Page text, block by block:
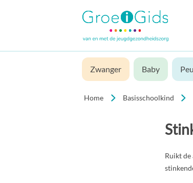
Zwanger Baby
Home Basisschoolkind
Ruikt de